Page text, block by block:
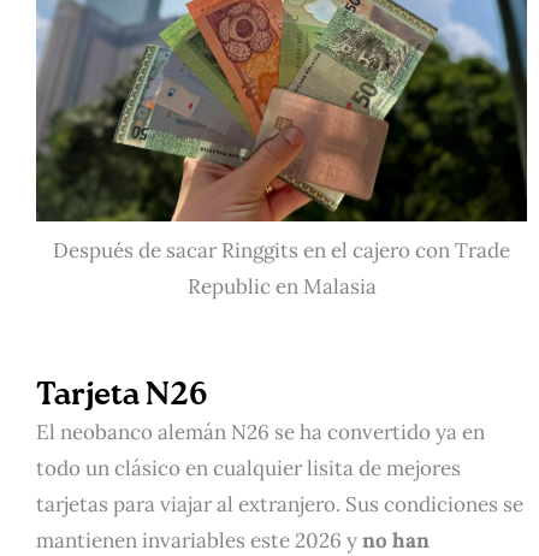
Después de sacar Ringgits en el cajero con Trade
Republic en Malasia
Tarjeta N26
El neobanco alemán N26 se ha convertido ya en
todo un clásico en cualquier lisita de mejores
tarjetas para viajar al extranjero. Sus condiciones se
mantienen invariables este 2026 yno han